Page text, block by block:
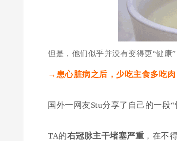
但是，他们似乎并没有变得更“健康”
→患心脏病之后，少吃主食多吃
国外一网友Stu分享了自己的一段“
TA的右冠脉主干堵塞严重 ，在不